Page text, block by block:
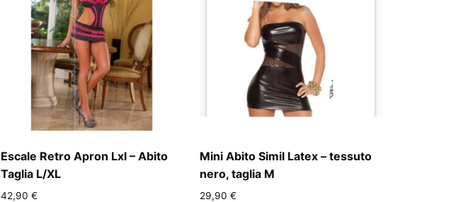
Escale Retro Apron Lxl – Abito
Taglia L/XL
42,90 €
Mini Abito Simil Latex – tessuto
nero, taglia M
29,90 €